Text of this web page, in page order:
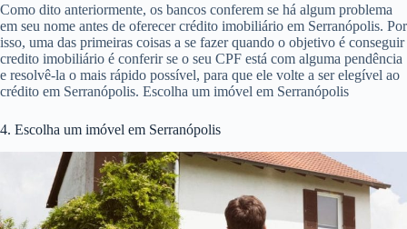
Como dito anteriormente, os bancos conferem se há algum problema
em seu nome antes de oferecer crédito imobiliário em Serranópolis. Por
isso, uma das primeiras coisas a se fazer quando o objetivo é conseguir
credito imobiliário é conferir se o seu CPF está com alguma pendência
e resolvê-la o mais rápido possível, para que ele volte a ser elegível ao
crédito em Serranópolis. Escolha um imóvel em Serranópolis
4. Escolha um imóvel em Serranópolis